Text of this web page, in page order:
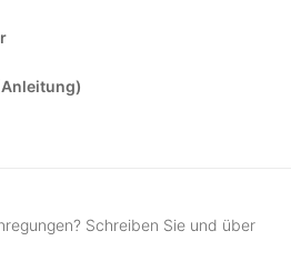
Schreiben Sie und über